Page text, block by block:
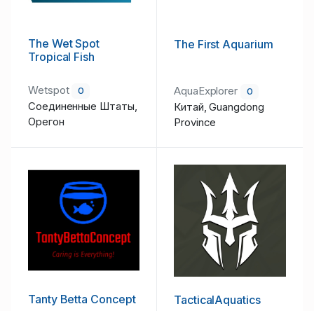
The Wet Spot
Tropical Fish
Wetspot 0
Соединенные Штаты,
Орегон
The First Aquarium
AquaExplorer 0
Китай, Guangdong
Province
Tanty Betta Concept TacticalAquatics